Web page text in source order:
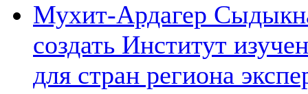
Мухит-Ардагер
создать Институт
для стран региона